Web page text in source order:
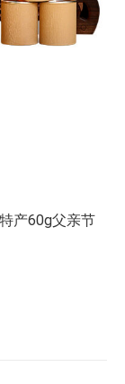
产60g父亲节